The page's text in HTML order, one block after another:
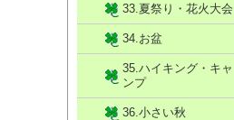
33.夏祭り・花火大会
34.お盆
35.ハイキング・キャ
ンプ
36.小さい秋